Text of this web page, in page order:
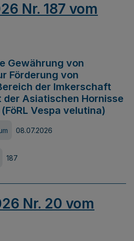
Nr. 187 vom
Gewährung von
Förderung von
der Imkerschaft
der Asiatischen Hornisse
Vespa velutina)
08.07.2026
187
Nr. 20 vom